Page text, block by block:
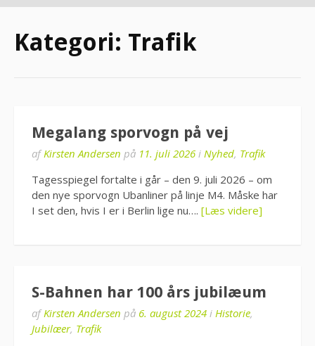
Kategori: Trafik
Megalang sporvogn på vej
afKirsten Andersen på 11. juli 2026 i Nyhed, Trafik
Tagesspiegel fortalte i går – den 9. juli 2026 – om
den nye sporvogn Ubanliner på linje M4. Måske har
I set den, hvis I er i Berlin lige nu…. [Læs videre]
S-Bahnen har 100 års jubilæum
afKirsten Andersen på 6. august 2024 i Historie,
Jubilæer, Trafik